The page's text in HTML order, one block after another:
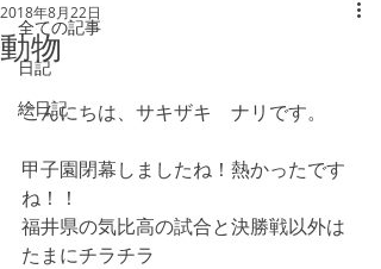
全ての記事
日記
絵日記
動物
2018年8月22日
こんにちは、サキザキ　ナリです。
甲子園閉幕しましたね！熱かったです
ね！！
福井県の気比高の試合と決勝戦以外は
たまにチラチラ